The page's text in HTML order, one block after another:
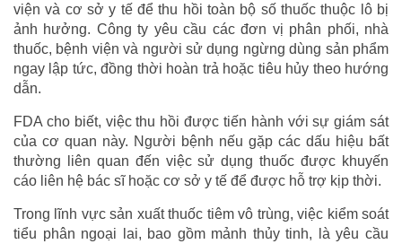
viện và cơ sở y tế để thu hồi toàn bộ số thuốc thuộc lô bị
ảnh hưởng. Công ty yêu cầu các đơn vị phân phối, nhà
thuốc, bệnh viện và người sử dụng ngừng dùng sản phẩm
ngay lập tức, đồng thời hoàn trả hoặc tiêu hủy theo hướng
dẫn.
FDA cho biết, việc thu hồi được tiến hành với sự giám sát
của cơ quan này. Người bệnh nếu gặp các dấu hiệu bất
thường liên quan đến việc sử dụng thuốc được khuyến
cáo liên hệ bác sĩ hoặc cơ sở y tế để được hỗ trợ kịp thời.
Trong lĩnh vực sản xuất thuốc tiêm vô trùng, việc kiểm soát
tiểu phân ngoại lai, bao gồm mảnh thủy tinh, là yêu cầu